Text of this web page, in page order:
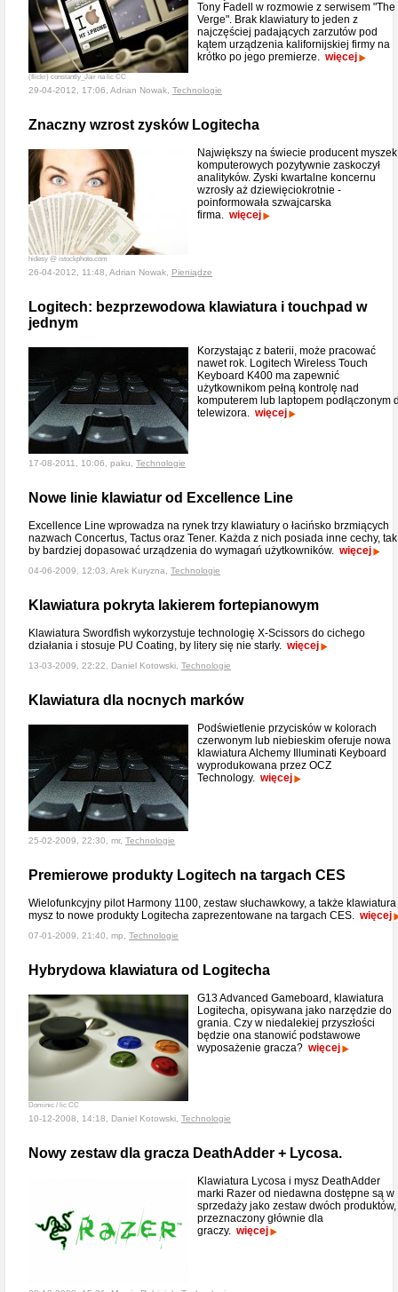
(flickr) constantly_Jair na lic CC
Tony Fadell w rozmowie z serwisem "The
Verge". Brak klawiatury to jeden z
najczęściej padających zarzutów pod
kątem urządzenia kalifornijskiej firmy na
krótko po jego premierze. więcej
29-04-2012, 17:06, Adrian Nowak, Technologie
Znaczny wzrost zysków Logitecha
hidesy @ istockphoto.com
Największy na świecie producent myszek
komputerowych pozytywnie zaskoczył
analityków. Zyski kwartalne koncernu
wzrosły aż dziewięciokrotnie -
poinformowała szwajcarska
firma. więcej
26-04-2012, 11:48, Adrian Nowak, Pieniądze
Logitech: bezprzewodowa klawiatura i touchpad w
jednym
Korzystając z baterii, może pracować
nawet rok. Logitech Wireless Touch
Keyboard K400 ma zapewnić
użytkownikom pełną kontrolę nad
komputerem lub laptopem podłączonym
telewizora. więcej
17-08-2011, 10:06, paku, Technologie
Nowe linie klawiatur od Excellence Line
Excellence Line wprowadza na rynek trzy klawiatury o łacińsko brzmiących
nazwach Concertus, Tactus oraz Tener. Każda z nich posiada inne cechy, tak
by bardziej dopasować urządzenia do wymagań użytkowników. więcej
04-06-2009, 12:03, Arek Kuryzna, Technologie
Klawiatura pokryta lakierem fortepianowym
Klawiatura Swordfish wykorzystuje technologię X-Scissors do cichego
działania i stosuje PU Coating, by litery się nie starły. więcej
13-03-2009, 22:22, Daniel Kotowski, Technologie
Klawiatura dla nocnych marków
Podświetlenie przycisków w kolorach
czerwonym lub niebieskim oferuje nowa
klawiatura Alchemy Illuminati Keyboard
wyprodukowana przez OCZ
Technology. więcej
25-02-2009, 22:30, mr, Technologie
Premierowe produkty Logitech na targach CES
Wielofunkcyjny pilot Harmony 1100, zestaw słuchawkowy, a także klawiatura
mysz to nowe produkty Logitecha zaprezentowane na targach CES. więcej
07-01-2009, 21:40, mp, Technologie
Hybrydowa klawiatura od Logitecha
Dominic / lic CC
G13 Advanced Gameboard, klawiatura
Logitecha, opisywana jako narzędzie do
grania. Czy w niedalekiej przyszłości
będzie ona stanowić podstawowe
wyposażenie gracza? więcej
10-12-2008, 14:18, Daniel Kotowski, Technologie
Nowy zestaw dla gracza DeathAdder + Lycosa.
Klawiatura Lycosa i mysz DeathAdder
marki Razer od niedawna dostępne są w
sprzedaży jako zestaw dwóch produktów,
przeznaczony głównie dla
graczy. więcej